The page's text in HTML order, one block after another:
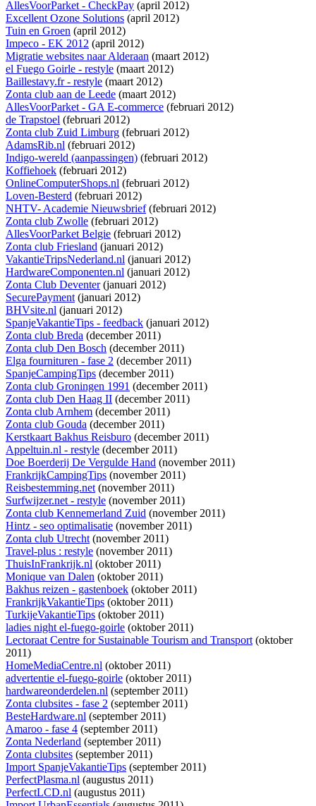
AllesVoorParket - CheckPay (april 2012)
Excellent Ozone Solutions (april 2012)
Tuin en Groen (april 2012)
Impeco - EK 2012 (april 2012)
Migratie websites naar Alderaan (maart 2012)
el Fuego Goirle - restyle (maart 2012)
Baillestavy.fr - restyle (maart 2012)
Zonta club aan de Leede (maart 2012)
AllesVoorParket - GA E-commerce (februari 2012)
de Trapstoel (februari 2012)
Zonta club Zuid Limburg (februari 2012)
AdamsRib.nl (februari 2012)
Indigo-wereld (aanpassingen) (februari 2012)
Koffiehoek (februari 2012)
OnlineComputerShops.nl (februari 2012)
Loven-Besterd (februari 2012)
NHTV- Academie Nieuwsbrief(februari 2012)
Zonta club Zwolle (februari 2012)
AllesVoorParket Belgie (februari 2012)
Zonta club Friesland (januari 2012)
VakantieTripsNederland.nl (januari 2012)
HardwareComponenten.nl (januari 2012)
Zonta Club Deventer(januari 2012)
SecurePayment(januari 2012)
BHVsite.nl (januari 2012)
SpanjeVakantieTips - feedback (januari 2012)
Zonta club Breda (december 2011)
Zonta club Den Bosch (december 2011)
Elga fournituren - fase 2 (december 2011)
SpanjeCampingTips (december 2011)
Zonta club Groningen 1991 (december 2011)
Zonta club Den Haag II (december 2011)
Zonta club Arnhem (december 2011)
Zonta club Gouda (december 2011)
Kerstkaart Bakhus Reisburo (december 2011)
Appeltuin.nl - restyle (december 2011)
Doe Boerderij De Vergulde Hand (november 2011)
FrankrijkCampingTips (november 2011)
Reisbestemming.net(november 2011)
Surfwijzer.net - restyle (november 2011)
Zonta club Kennemerland Zuid (november 2011)
Hintz - seo optimalisatie (november 2011)
Zonta club Utrecht(november 2011)
Travel-plus : restyle (november 2011)
ThuisInFrankrijk.nl (oktober 2011)
Monique van Dalen (oktober 2011)
Bakhus reizen - gastenboek (oktober 2011)
FrankrijkVakantieTips (oktober 2011)
TurkijeVakantieTips (oktober 2011)
ladies night el-fuego-goirle (oktober 2011)
Lectoraat Centre for Sustainable Tourism and Transport(oktober
2011)
HomeMediaCentre.nl (oktober 2011)
advertentie el-fuego-goirle (oktober 2011)
hardwareonderdelen.nl (september 2011)
Zonta clubsites - fase 2 (september 2011)
BesteHardware.nl (september 2011)
Amaroo - fase 4 (september 2011)
Zonta Nederland (september 2011)
Zonta clubsites (september 2011)
Import SpanjeVakantieTips (september 2011)
PerfectPlasma.nl (augustus 2011)
PerfectLCD.nl (augustus 2011)